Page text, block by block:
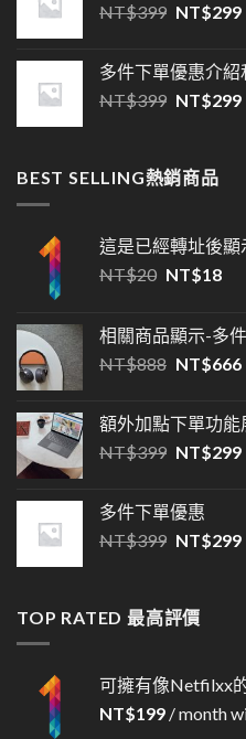
NT$399 NT$299
多件下單優惠介
NT$399 NT$299
BEST SELLING熱銷商品
這是已經轉址後
NT$20 NT$18
相關商品顯示-多
NT$888 NT$666
額外加點下單功能
NT$399 NT$299
多件下單優惠
NT$399 NT$299
TOP RATED 最高評價
可擁有像Netfilxx
NT$199 / month